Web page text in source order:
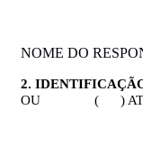
NOME DO
2.
OU ( )